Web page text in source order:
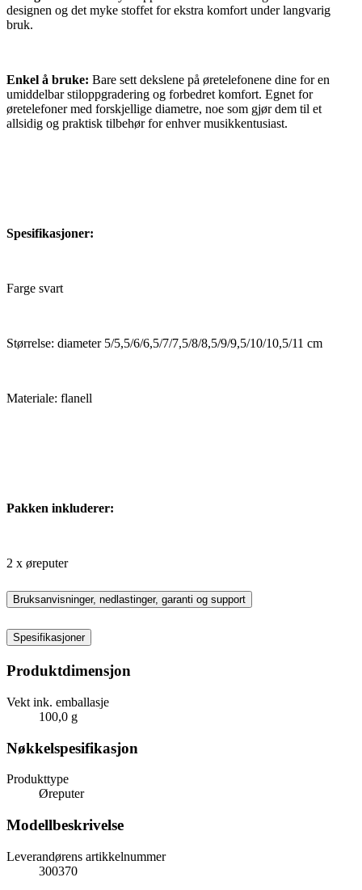
designen og det myke stoffet for ekstra komfort under langvarig
bruk.
Enkel å bruke: Bare sett dekslene på øretelefonene dine for en
umiddelbar stiloppgradering og forbedret komfort. Egnet for
øretelefoner med forskjellige diametre, noe som gjør dem til et
allsidig og praktisk tilbehør for enhver musikkentusiast.
Spesifikasjoner:
Farge svart
Størrelse: diameter 5/5,5/6/6,5/7/7,5/8/8,5/9/9,5/10/10,5/11 cm
Materiale: flanell
Pakken inkluderer:
2 x øreputer
Bruksanvisninger, nedlastinger, garanti og support
Spesifikasjoner
Produktdimensjon
Vekt ink. emballasje
100,0 g
Nøkkelspesifikasjon
Produkttype
Øreputer
Modellbeskrivelse
Leverandørens artikkelnummer
300370